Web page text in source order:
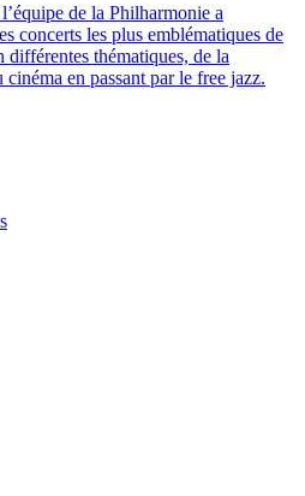
de la Philharmonie a
concerts les plus emblématiques de
différentes thématiques, de la
en passant par le free jazz.